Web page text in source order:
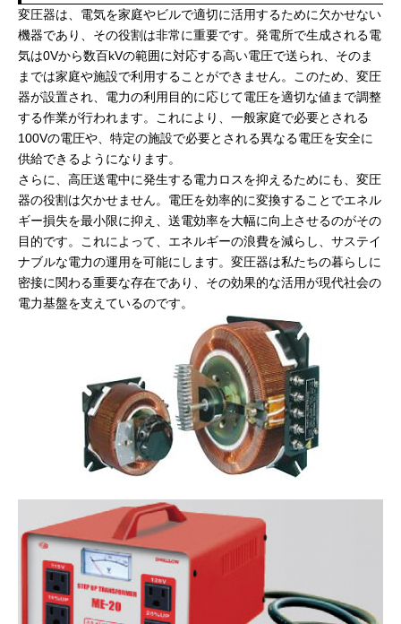
変圧器は、電気を家庭やビルで適切に活用するために欠かせない
機器であり、その役割は非常に重要です。発電所で生成される電
気は0Vから数百kVの範囲に対応する高い電圧で送られ、そのま
までは家庭や施設で利用することができません。このため、変圧
器が設置され、電力の利用目的に応じて電圧を適切な値まで調整
する作業が行われます。これにより、一般家庭で必要とされる
100Vの電圧や、特定の施設で必要とされる異なる電圧を安全に
供給できるようになります。
さらに、高圧送電中に発生する電力ロスを抑えるためにも、変圧
器の役割は欠かせません。電圧を効率的に変換することでエネル
ギー損失を最小限に抑え、送電効率を大幅に向上させるのがその
目的です。これによって、エネルギーの浪費を減らし、サステイ
ナブルな電力の運用を可能にします。変圧器は私たちの暮らしに
密接に関わる重要な存在であり、その効果的な活用が現代社会の
電力基盤を支えているのです。